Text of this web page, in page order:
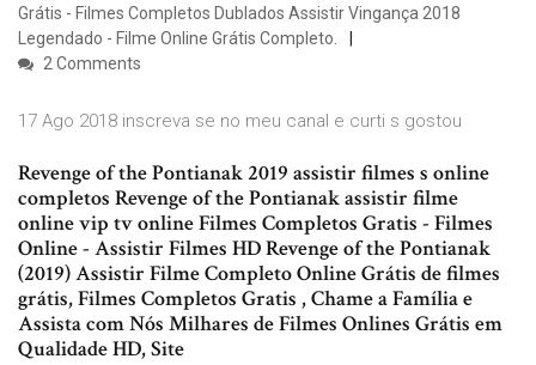
Grátis - Filmes Completos Dublados Assistir Vingança 2018
Legendado - Filme Online Grátis Completo.
2 Comments
17 Ago 2018 inscreva se no meu canal e curti s gostou
Revenge of the Pontianak 2019 assistir filmes s online
completos Revenge of the Pontianak assistir filme
online vip tv online Filmes Completos Gratis - Filmes
Online - Assistir Filmes HD Revenge of the Pontianak
(2019) Assistir Filme Completo Online Grátis de filmes
grátis, Filmes Completos Gratis , Chame a Família e
Assista com Nós Milhares de Filmes Onlines Grátis em
Qualidade HD, Site